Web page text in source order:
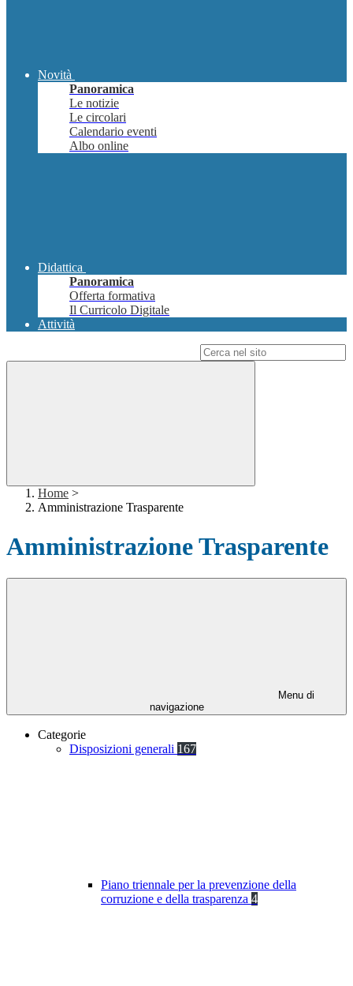
Novità
Panoramica
Le notizie
Le circolari
Calendario eventi
Albo online
Didattica
Panoramica
Offerta formativa
Il Curricolo Digitale
Attività
Home >
Amministrazione Trasparente
Amministrazione Trasparente
Menu di
navigazione
Categorie
Disposizioni generali 167
Piano triennale per la prevenzione della
corruzione e della trasparenza 4